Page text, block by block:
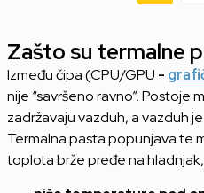
Zaštosu termalne
Izmeđučipa (CPU/GPU -
nije “savršeno ravno”. Postoje
zadržavaju vazduh, a vazduh
Termalna pasta popunjava te
toplota brže pređe na